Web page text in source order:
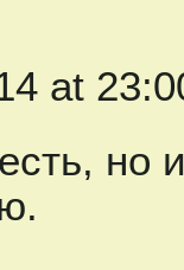
at
но